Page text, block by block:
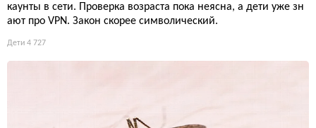
каунты в сети. Проверка возраста пока неясна, а дети уже зн
ают про VPN. Закон скорее символический.
Дети 4 727